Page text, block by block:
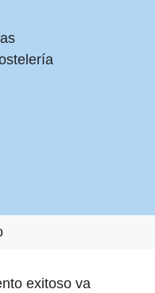
exitoso va